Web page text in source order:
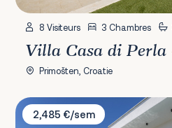
8 Visiteurs 3 Chambres
Villa Casa di Perla
Primošten, Croatie
Villa Golden Shine
2,485 €/sem